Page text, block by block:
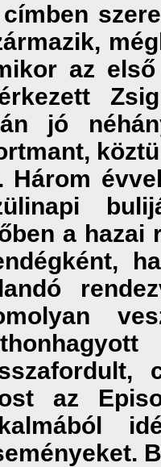
az
jó
Három
a hazai
az